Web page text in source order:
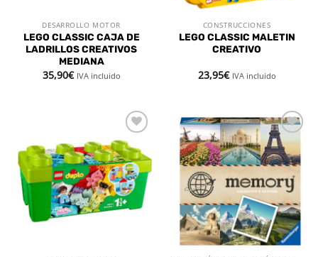
DESARROLLO MOTOR
LEGO CLASSIC CAJA DE
LADRILLOS CREATIVOS
MEDIANA
35,90€ IVA incluido
CONSTRUCCIONES
LEGO CLASSIC MALETIN
CREATIVO
23,95€ IVA incluido
Añadir
a la
lista de
deseos
Añadir
a la
lista de
deseos